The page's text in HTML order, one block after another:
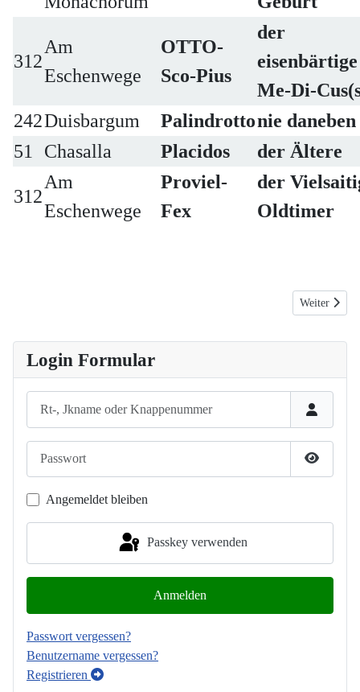
312
Am
Eschenwege
OTTO-
Sco-Pius
der
eisenbärtige
Me-Di-
242Duisbargum Palindrottonie daneben
51
Chasalla Placidos der Ältere
312
Am
Eschenwege
Proviel-
Fex
der
Oldtimer
Nächster
Weiter
Login Formular
Passwort
Angemeldet bleiben
Passkey verwenden
Anmelden
Passwort vergessen?
Benutzername vergessen?
Registrieren